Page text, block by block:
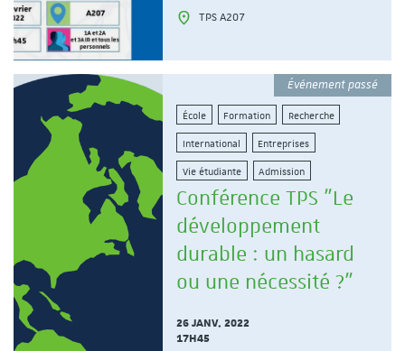
TPS A207
Événement passé
École Formation Recherche
International Entreprises
Vie étudiante Admission
Conférence TPS "Le
développement
durable : un hasard
ou une nécessité ?"
26 JANV. 2022
17H45